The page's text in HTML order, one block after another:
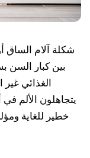
شكلة آلام الساق
بين كبار السن
الغذائي
يتجاهلون الألم في
خطير للغاية